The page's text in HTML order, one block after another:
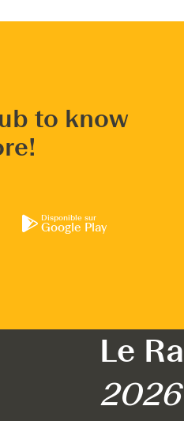
to know
Disponible sur
Google Play
Le
2026